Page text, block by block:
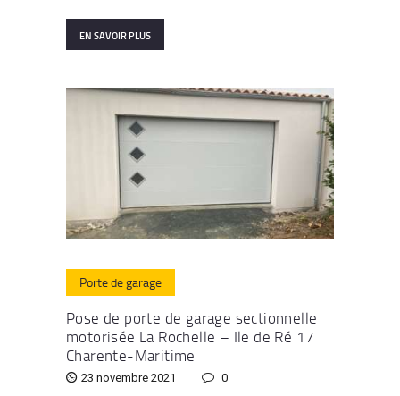
EN SAVOIR PLUS
Porte de garage
Pose de porte de garage sectionnelle
motorisée La Rochelle – Ile de Ré 17
Charente-Maritime
23 novembre 2021 0